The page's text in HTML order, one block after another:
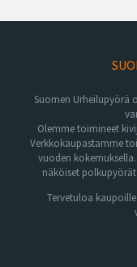
Suomen Urheilupyörä
Olemme toimineet
Verkkokaupastamme
vuoden
näköiset
Tervetuloa